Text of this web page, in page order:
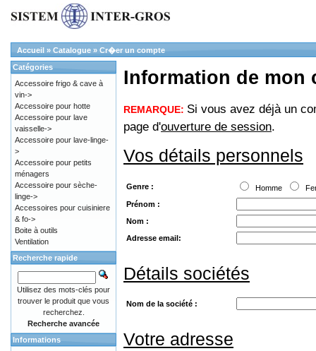
Accueil » Catalogue » Cr�er un compte
Information de mon
REMARQUE: Si vous avez déjà un
page d'ouverture de session.
Vos détails personnels
Genre : Homme
Prénom :
Nom :
Adresse email:
Détails sociétés
Nom de la société :
Votre adresse
Catégories
Accessoire frigo & cave à
vin->
Accessoire pour hotte
Accessoire pour lave
vaisselle->
Accessoire pour lave-linge-
>
Accessoire pour petits
ménagers
Accessoire pour sèche-
linge->
Accessoires pour cuisiniere
& fo->
Boite à outils
Ventilation
Recherche rapide
Utilisez des mots-clés pour
trouver le produit que vous
recherchez.
Recherche avancée
Informations